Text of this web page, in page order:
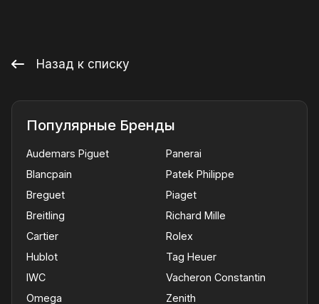
Назад к списку
Популярные Бренды
Audemars Piguet
Blancpain
Breguet
Breitling
Cartier
Hublot
IWC
Omega
Panerai
Patek Philippe
Piaget
Richard Mille
Rolex
Tag Heuer
Vacheron Constantin
Zenith